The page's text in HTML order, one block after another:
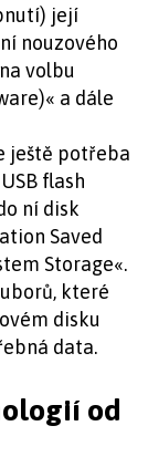
její
nouzového
volbu
a dále
ještě potřeba
flash
ní disk
Saved
Storage«.
které
disku
data.
od